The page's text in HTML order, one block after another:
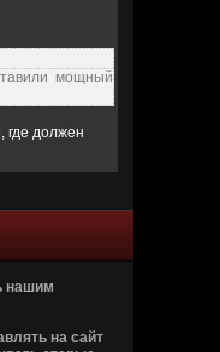
мощный
где должен
мозга
нашим
на сайт